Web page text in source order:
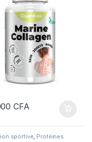
CFA
sportive Protéines